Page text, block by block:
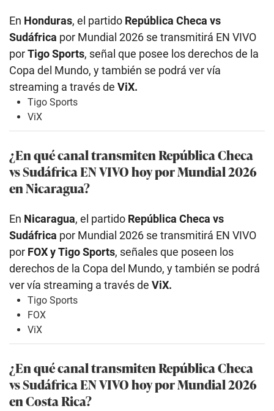
En Honduras, el partido República Checa vs
Sudáfrica por Mundial 2026 se transmitirá EN VIVO
porTigo Sports, señal que posee los derechos de la
Copa del Mundo, y también se podrá ver vía
streaming a través de ViX.
Tigo Sports
ViX
¿En qué canal transmiten República Checa
vs Sudáfrica EN VIVO hoy por Mundial 2026
en Nicaragua?
En Nicaragua, el partido República Checa vs
Sudáfrica por Mundial 2026 se transmitirá EN VIVO
por FOX yTigo Sports, señales que poseen los
derechos de la Copa del Mundo, y también se podrá
ver vía streaming a través de ViX.
Tigo Sports
FOX
ViX
¿En qué canal transmiten República Checa
vs SudáfricaEN VIVO hoy por Mundial 2026
en Costa Rica?